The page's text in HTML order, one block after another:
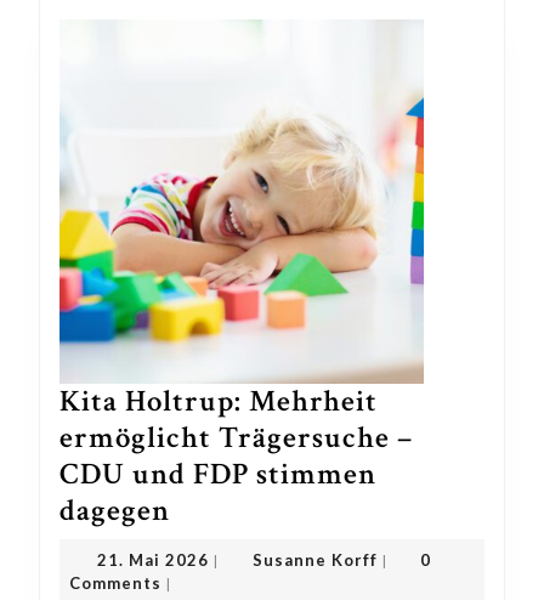
Kita Holtrup: Mehrheit
ermöglicht Trägersuche –
CDU und FDP stimmen
dagegen
Holtrup:
Mehrheit
21. Mai 2026 21.
| Susanne KorffSusanne
|
0
Comments |